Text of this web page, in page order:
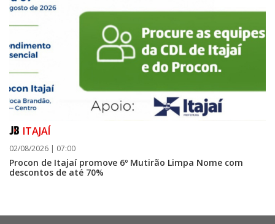
ITAJAÍ
02/08/2026 | 07:00
Procon de Itajaí promove 6º Mutirão Limpa Nome com
descontos de até 70%